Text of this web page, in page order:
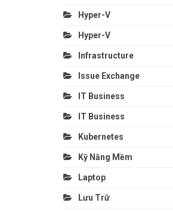
Hyper-V
Hyper-V
Infrastructure
Issue Exchange
IT Business
IT Business
Kubernetes
Kỹ Năng Mềm
Laptop
Lưu Trữ